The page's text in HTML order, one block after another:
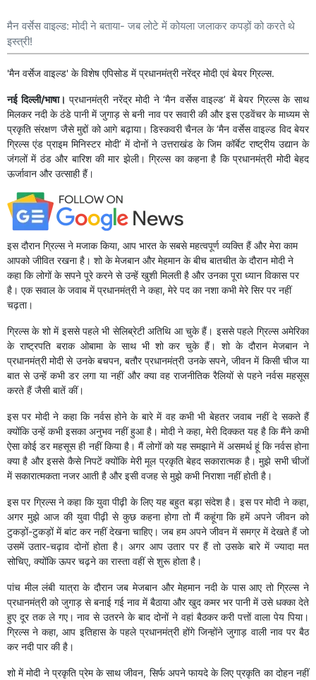
मैन वर्सेस वाइल्ड: मोदी ने बताया- जब लोटे में कोयला जलाकर कपड़ों को करते थे
इस्त्री!
'मैन वर्सेज वाइल्ड' के विशेष एपिसोड में प्रधानमंत्री नरेंद्र मोदी एवं बेयर ग्रिल्स.
नई दिल्ली/भाषा। प्रधानमंत्री नरेंद्र मोदी ने ‘मैन वर्सेस वाइल्ड’ में बेयर ग्रिल्स के साथ
मिलकर नदी के ठंडे पानी में जुगाड़ से बनी नाव पर सवारी की और इस एडवेंचर के माध्यम से
प्रकृति संरक्षण जैसे मुद्दों को आगे बढ़ाया। डिस्कवरी चैनल के ‘मैन वर्सेस वाइल्ड विद बेयर
ग्रिल्स एंड प्राइम मिनिस्टर मोदी’ में दोनों ने उत्तराखंड के जिम कॉर्बेट राष्ट्रीय उद्यान के
जंगलों में ठंड और बारिश की मार झेली। ग्रिल्स का कहना है कि प्रधानमंत्री मोदी बेहद
ऊर्जावान और उत्साही हैं।
इस दौरान ग्रिल्स ने मजाक किया, आप भारत के सबसे महत्वपूर्ण व्यक्ति हैं और मेरा काम
आपको जीवित रखना है। शो के मेजबान और मेहमान के बीच बातचीत के दौरान मोदी ने
कहा कि लोगों के सपने पूरे करने से उन्हें खुशी मिलती है और उनका पूरा ध्यान विकास पर
है। एक सवाल के जवाब में प्रधानमंत्री ने कहा, मेरे पद का नशा कभी मेरे सिर पर नहीं
चढ़ता।
ग्रिल्स के शो में इससे पहले भी सेलिब्रेटी अतिथि आ चुके हैं। इससे पहले ग्रिल्स अमेरिका
के राष्ट्रपति बराक ओबामा के साथ भी शो कर चुके हैं। शो के दौरान मेजबान ने
प्रधानमंत्री मोदी से उनके बचपन, बतौर प्रधानमंत्री उनके सपने, जीवन में किसी चीज या
बात से उन्हें कभी डर लगा या नहीं और क्या वह राजनीतिक रैलियों से पहने नर्वस महसूस
करते हैं जैसी बातें कीं।
इस पर मोदी ने कहा कि नर्वस होने के बारे में वह कभी भी बेहतर जवाब नहीं दे सकते हैं
क्योंकि उन्हें कभी इसका अनुभव नहीं हुआ है। मोदी ने कहा, मेरी दिक्कत यह है कि मैंने कभी
ऐसा कोई डर महसूस ही नहीं किया है। मैं लोगों को यह समझाने में असमर्थ हूं कि नर्वस होना
क्या है और इससे कैसे निपटें क्योंकि मेरी मूल प्रकृति बेहद सकारात्मक है। मुझे सभी चीजों
में सकारात्मकता नजर आती है और इसी वजह से मुझे कभी निराशा नहीं होती है।
इस पर ग्रिल्स ने कहा कि युवा पीढ़ी के लिए यह बहुत बड़ा संदेश है। इस पर मोदी ने कहा,
अगर मुझे आज की युवा पीढ़ी से कुछ कहना होगा तो मैं कहूंगा कि हमें अपने जीवन को
टुकड़ों-टुकड़ों में बांट कर नहीं देखना चाहिए। जब हम अपने जीवन में समग्र में देखते हैं जो
उसमें उतार-चढ़ाव दोनों होता है। अगर आप उतार पर हैं तो उसके बारे में ज्यादा मत
सोचिए, क्योंकि ऊपर चढ़ने का रास्ता वहीं से शुरू होता है।
पांच मील लंबी यात्रा के दौरान जब मेजबान और मेहमान नदी के पास आए तो ग्रिल्स ने
प्रधानमंत्री को जुगाड़ से बनाई गई नाव में बैठाया और खुद कमर भर पानी में उसे धक्का देते
हुए दूर तक ले गए। नाव से उतरने के बाद दोनों ने वहां बैठकर करी पत्तों वाला पेय पिया।
ग्रिल्स ने कहा, आप इतिहास के पहले प्रधानमंत्री होंगे जिन्होंने जुगाड़ वाली नाव पर बैठ
कर नदी पार की है।
शो में मोदी ने प्रकृति प्रेम के साथ जीवन, सिर्फ अपने फायदे के लिए प्रकृति का दोहन नहीं